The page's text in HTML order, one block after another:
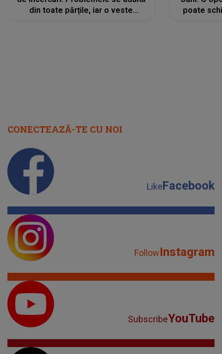
din toate părțile, iar o veste
poate
CONECTEAZĂ-TE CU NOI
LikeFacebook
FollowInstagram
SubscribeYouTube